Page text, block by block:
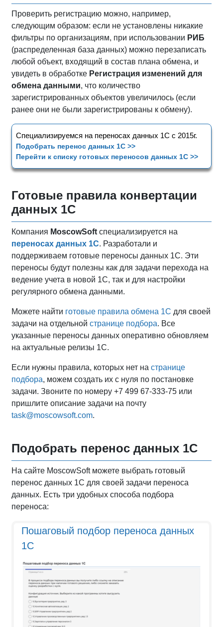
Проверить регистрацию можно, например,
следующим образом: если не установлены никакие
фильтры по организациям, при использовании РИБ
(распределенная база данных) можно перезаписать
любой объект, входящий в состав плана обмена, и
увидеть в обработке Регистрация изменений для
обмена данными, что количество
зарегистрированных объектов увеличилось (если
ранее они не были зарегистрированы к обмену).
Специализируемся на переносах данных 1С с 2015г.
Подобрать перенос данных 1С >>
Перейти к списку готовых переносов данных 1С >>
Готовые правила конвертации
данных 1С
Компания MoscowSoft специализируется на
переносах данных 1С. Разработали и
поддерживаем готовые переносы данных 1С. Эти
переносы будут полезны как для задачи перехода на
ведение учета в новой 1С, так и для настройки
регулярного обмена данными.
Можете найти готовые правила обмена 1С для своей
задачи на отдельной странице подбора. Все
указанные переносы данных оперативно обновляем
на актуальные релизы 1С.
Если нужны правила, которых нет на странице
подбора, можем создать их с нуля по постановке
задачи. Звоните по номеру +7 499 67-333-75 или
пришлите описание задачи на почту
task@moscowsoft.com.
Подобрать перенос данных 1С
На сайте MoscowSoft можете выбрать готовый
перенос данных 1С для своей задачи переноса
данных. Есть три удобных способа подбора
переноса:
Пошаговый подбор переноса данных
1С